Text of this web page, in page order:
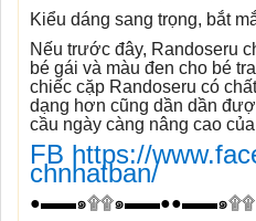
Kiểu dáng sang trọng, bắt
Nếu trước đây, Randoseru
bé gái và màu đen cho bé
chiếc cặp Randoseru có
dạng hơn cũng dần dần
cầu ngày càng nâng cao
FB https://
chnhatban/
●▬▬๑۩۩๑▬▬●●▬▬๑۩۩